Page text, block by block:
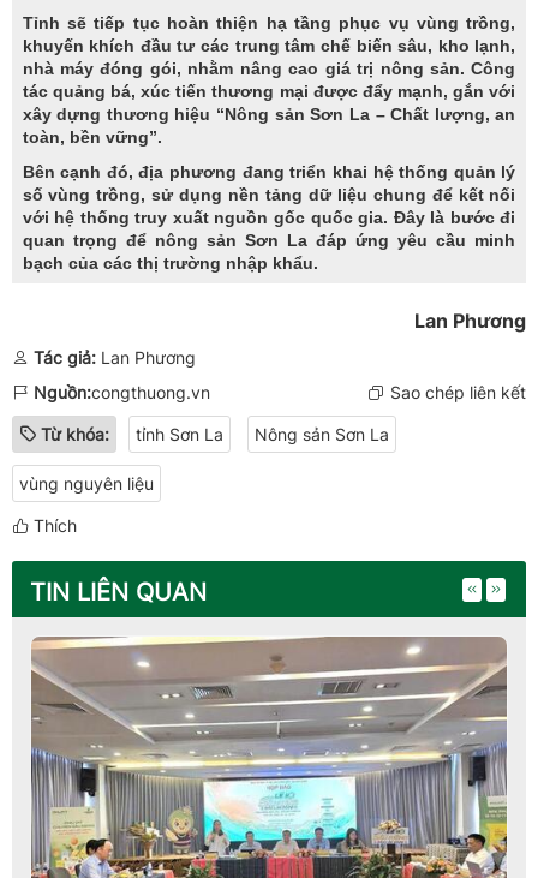
Tỉnh sẽ tiếp tục hoàn thiện hạ tầng phục vụ vùng trồng,
khuyến khích đầu tư các trung tâm chế biến sâu, kho lạnh,
nhà máy đóng gói, nhằm nâng cao giá trị nông sản. Công
tác quảng bá, xúc tiến thương mại được đẩy mạnh, gắn với
xây dựng thương hiệu “Nông sản Sơn La – Chất lượng, an
toàn, bền vững”.
Bên cạnh đó, địa phương đang triển khai hệ thống quản lý
số vùng trồng, sử dụng nền tảng dữ liệu chung để kết nối
với hệ thống truy xuất nguồn gốc quốc gia. Đây là bước đi
quan trọng để nông sản Sơn La đáp ứng yêu cầu minh
bạch của các thị trường nhập khẩu.
Lan Phương
Tác giả: Lan Phương
Nguồn:congthuong.vn Sao chép liên kết
Từ khóa: tỉnh Sơn La Nông sản Sơn La
vùng nguyên liệu
Thích
TIN LIÊN QUAN